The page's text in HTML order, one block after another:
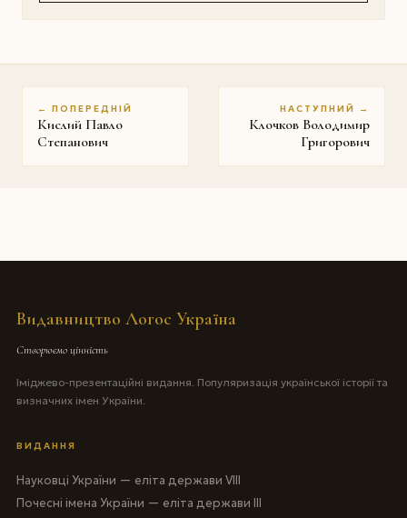
← ПОПЕРЕДНІЙ
Кислий Павло
Степанович
НАСТУПНИЙ →
Клочков Володимир
Григорович
Видавництво Логос Україна
Створюємо цінність
Іміджево-презентаційні видання. Популяризація української історії та
визначних імен України.
ВИДАННЯ
Науковці України — еліта держави VIII
Почесні імена України — еліта держави III